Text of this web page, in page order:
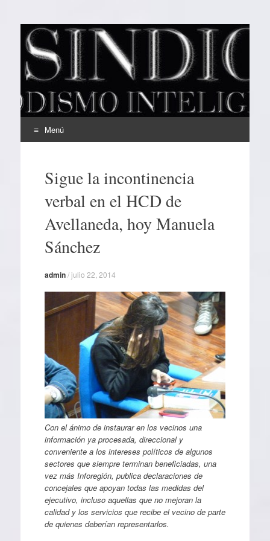
EL SINDICAL
Periodismo Inteligente
Menú
contenidoSigue la incontinencia
verbal en el HCD de
Avellaneda, hoy Manuela
Sánchez
admin/julio 22, 2014
Con el ánimo de instaurar en los vecinos una
información ya procesada, direccional y
conveniente a los intereses políticos de algunos
sectores que siempre terminan beneficiadas, una
vez más Inforegión, publica declaraciones de
concejales que apoyan todas las medidas del
ejecutivo, incluso aquellas que no mejoran la
calidad y los servicios que recibe el vecino de parte
de quienes deberían representarlos.